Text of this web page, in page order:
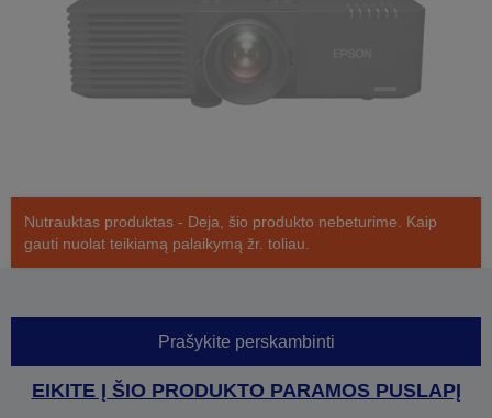
Nutrauktas produktas - Deja, šio produkto nebeturime. Kaip
gauti nuolat teikiamą palaikymą žr. toliau.
Prašykite perskambinti
EIKITE Į ŠIO PRODUKTO PARAMOS PUSLAPĮ